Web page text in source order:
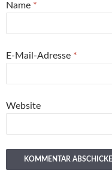
Name *
E-Mail-Adresse *
Website